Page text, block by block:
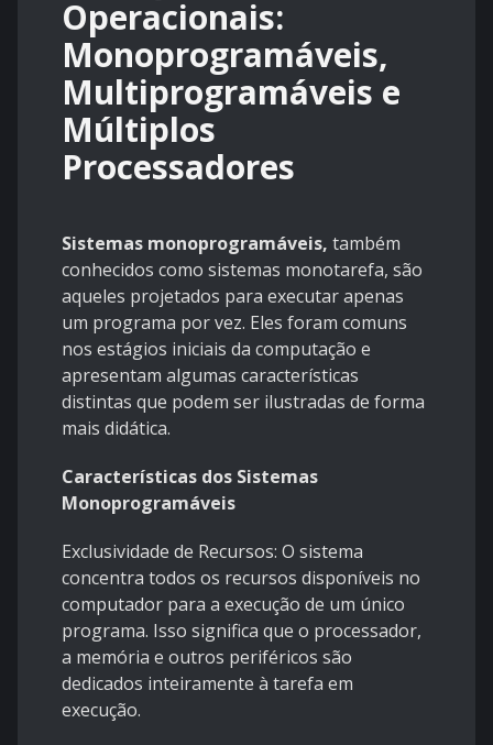
Operacionais:
Monoprogramáveis,
Multiprogramáveis e
Múltiplos
Processadores
Sistemas monoprogramáveis, também
conhecidos como sistemas monotarefa, são
aqueles projetados para executar apenas
um programa por vez. Eles foram comuns
nos estágios iniciais da computação e
apresentam algumas características
distintas que podem ser ilustradas de forma
mais didática.
Características dos Sistemas
Monoprogramáveis
Exclusividade de Recursos: O sistema
concentra todos os recursos disponíveis no
computador para a execução de um único
programa. Isso significa que o processador,
a memória e outros periféricos são
dedicados inteiramente à tarefa em
execução.